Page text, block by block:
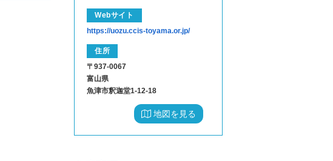
Webサイト
https://uozu.ccis-toyama.or.jp/
住所
〒937-0067
富山県
魚津市釈迦堂1-12-18
地図を見る